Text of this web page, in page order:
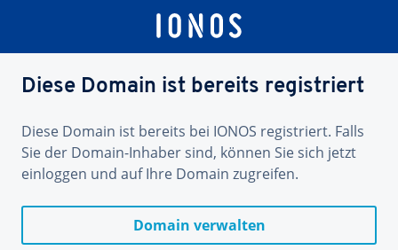
Diese Domain ist bereits registriert
Diese Domain ist bereits bei IONOS registriert. Falls
Sie der Domain-Inhaber sind, können Sie sich jetzt
einloggen und auf Ihre Domain zugreifen.
Domain verwalten